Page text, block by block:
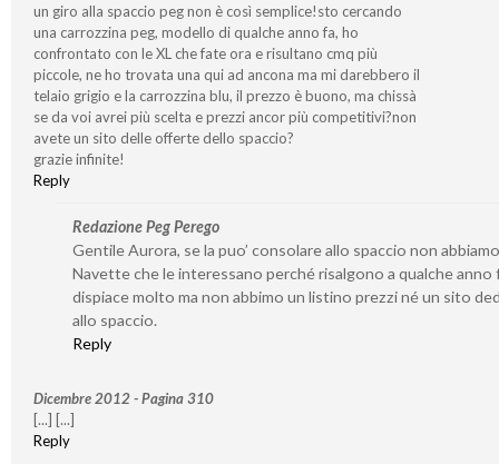
un giro alla spaccio peg non è così semplice!sto cercando
una carrozzina peg, modello di qualche anno fa, ho
confrontato con le XL che fate ora e risultano cmq più
piccole, ne ho trovata una qui ad ancona ma mi darebbero il
telaio grigio e la carrozzina blu, il prezzo è buono, ma chissà
se da voi avrei più scelta e prezzi ancor più competitivi?non
avete un sito delle offerte dello spaccio?
grazie infinite!
Reply
Redazione Peg Perego
Gentile Aurora, se la puo’ consolare allo spaccio non
Navette che le interessano perché risalgono a qualche anno
dispiace molto ma non abbimo un listino prezzi né un sito
allo spaccio.
Reply
Dicembre 2012 - Pagina 310
[...] [...]
Reply